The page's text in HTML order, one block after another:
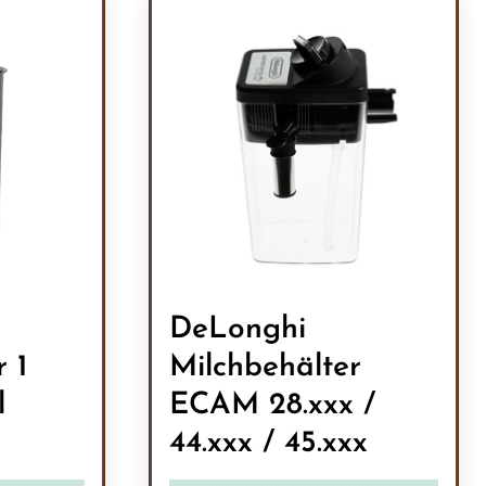
1
DeLonghi
Milchbehälter
ECAM 28.xxx /
44.xxx / 45.xxx